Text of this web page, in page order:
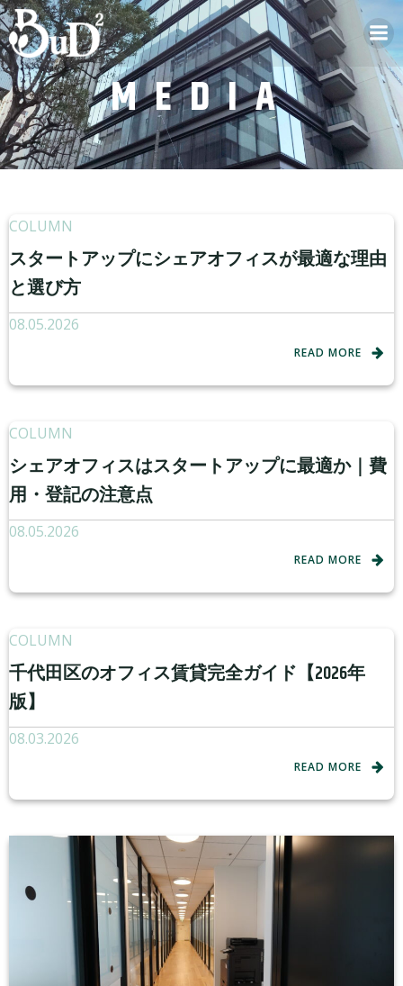
MEDIA
COLUMN
スタートアップにシェアオフィスが最適な理由
と選び方
08.05.2026
READ MORE
COLUMN
シェアオフィスはスタートアップに最適か｜費
用・登記の注意点
08.05.2026
READ MORE
COLUMN
千代田区のオフィス賃貸完全ガイド【2026年
版】
08.03.2026
READ MORE